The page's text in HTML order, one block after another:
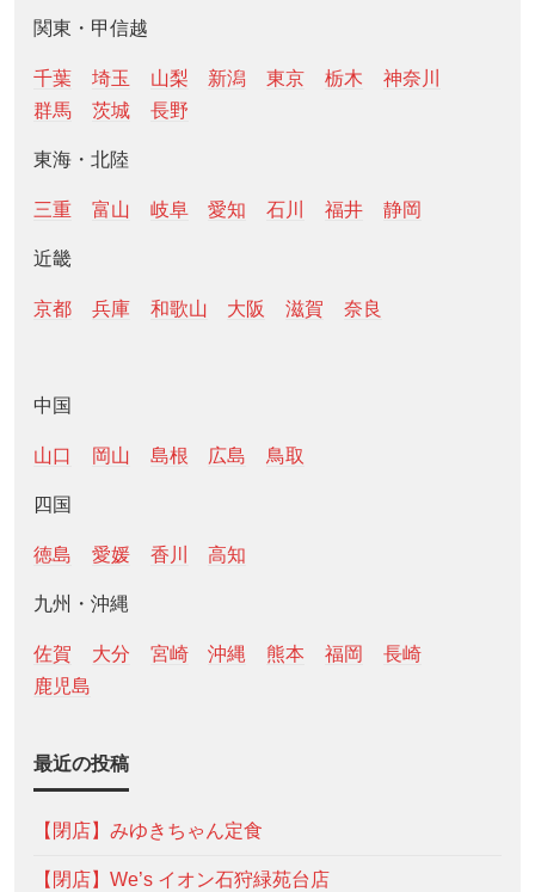
関東・甲信越
千葉 埼玉 山梨 新潟 東京 栃木
神奈川
群馬
茨城 長野
東海・北陸
三重 富山 岐阜 愛知 石川 福井 静岡
近畿
京都 兵庫 和歌山 大阪 滋賀 奈良
中国
山口 岡山 島根 広島 鳥取
四国
徳島 愛媛 香川 高知
九州・沖縄
佐賀 大分 宮崎 沖縄 熊本 福岡
長崎
鹿児島
最近の投稿
【閉店】みゆきちゃん定食
【閉店】We’s イオン石狩緑苑台店